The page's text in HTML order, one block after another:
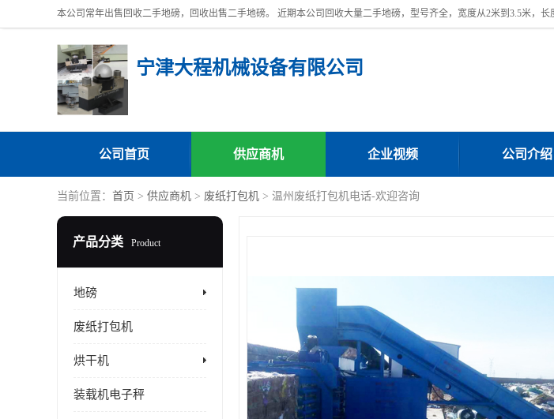
宁津大程机械设备有限公司
公司首页 供应商机 企业视频 公司介绍
当前位置： 首页 > 供应商机 > 废纸打包机 > 温州废纸打包机电话-欢迎咨询
产品分类 Product
地磅
废纸打包机
烘干机
装载机电子秤